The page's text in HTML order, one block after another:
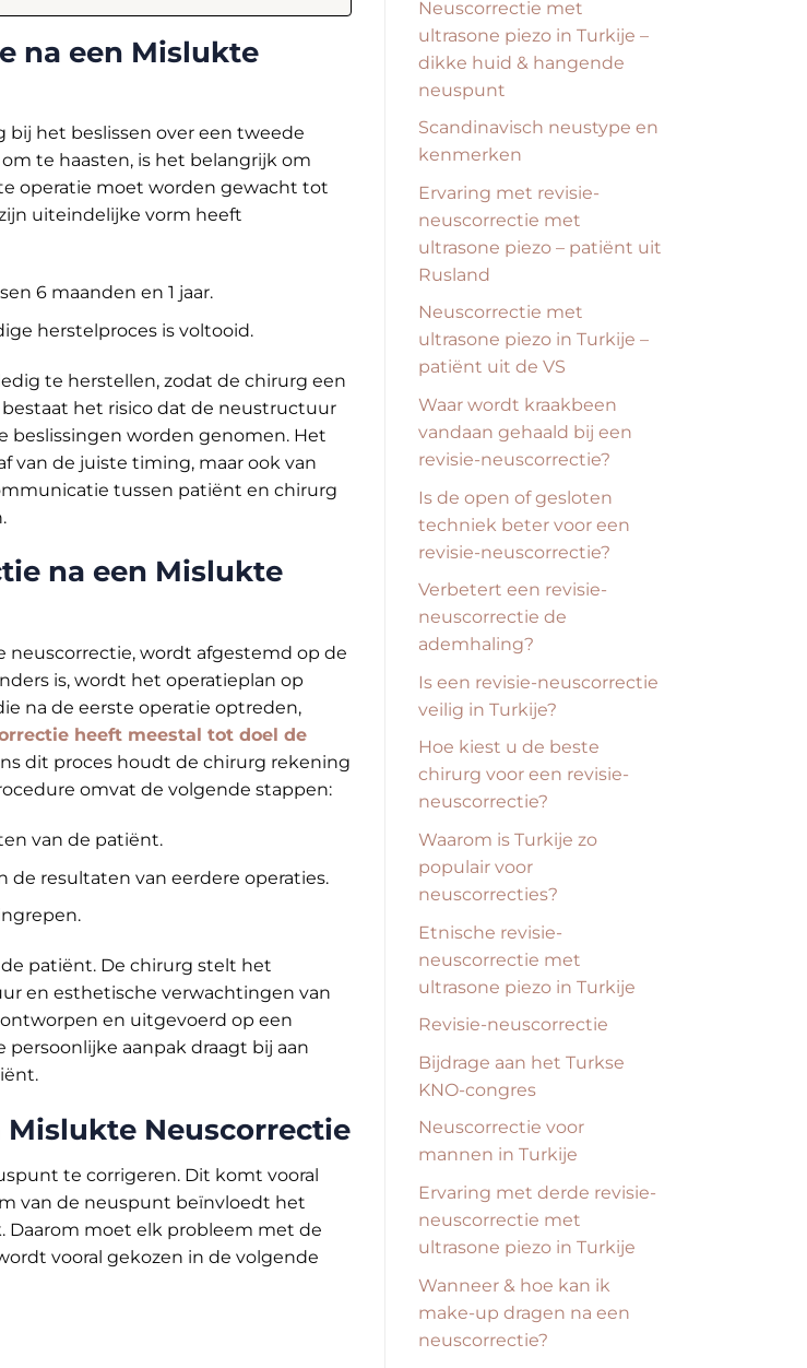
na een Mislukte
bij het beslissen over een tweede
te haasten, is het belangrijk om
operatie moet worden gewacht tot
uiteindelijke vorm heeft
6 maanden en 1 jaar.
herstelproces is voltooid.
te herstellen, zodat de chirurg een
het risico dat de neustructuur
beslissingen worden genomen. Het
van de juiste timing, maar ook van
tussen patiënt en chirurg
na een Mislukte
neuscorrectie, wordt afgestemd op de
is, wordt het operatieplan op
na de eerste operatie optreden,
heeft meestal tot doel de
dit proces houdt de chirurg rekening
omvat de volgende stappen:
van de patiënt.
de resultaten van eerdere operaties.
patiënt. De chirurg stelt het
en esthetische verwachtingen van
en uitgevoerd op een
aanpak draagt bij aan
Mislukte Neuscorrectie
te corrigeren. Dit komt vooral
van de neuspunt beïnvloedt het
Daarom moet elk probleem met de
vooral gekozen in de volgende
Neuscorrectie met
ultrasone piezo in Turkije –
dikke huid & hangende
neuspunt
Scandinavisch neustype en
kenmerken
Ervaring met revisie-
neuscorrectie met
ultrasone piezo – patiënt uit
Rusland
Neuscorrectie met
ultrasone piezo in Turkije –
patiënt uit de VS
Waar wordt kraakbeen
vandaan gehaald bij een
revisie-neuscorrectie?
Is de open of gesloten
techniek beter voor een
revisie-neuscorrectie?
Verbetert een revisie-
neuscorrectie de
ademhaling?
Is een revisie-neuscorrectie
veilig in Turkije?
Hoe kiest u de beste
chirurg voor een revisie-
neuscorrectie?
Waarom is Turkije zo
populair voor
neuscorrecties?
Etnische revisie-
neuscorrectie met
ultrasone piezo in Turkije
Revisie-neuscorrectie
Bijdrage aan het Turkse
KNO-congres
Neuscorrectie voor
mannen in Turkije
Ervaring met derde revisie-
neuscorrectie met
ultrasone piezo in Turkije
Wanneer & hoe kan ik
make-up dragen na een
neuscorrectie?